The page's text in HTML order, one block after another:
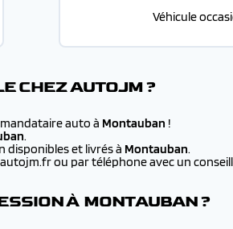
Véhicule
CHEZ AUTOJM ?
auto à Montauban !
.
disponibles et livrés à Montauban.
ou par téléphone avec un
À MONTAUBAN ?